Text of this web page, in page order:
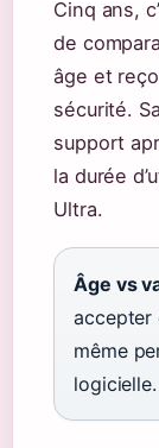
Cinq ans,
de
âge et
sécurité.
support
la durée
Ultra.
Âge vs
accepter
même
logicielle.